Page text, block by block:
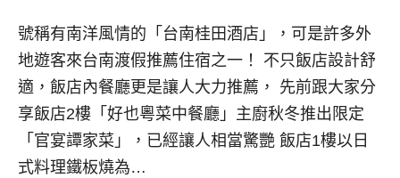
號稱有南洋風情的「台南桂田酒店」，可是許多外
地遊客來台南渡假推薦住宿之一！ 不只飯店設計舒
適，飯店內餐廳更是讓人大力推薦， 先前跟大家分
享飯店2樓「好也粵菜中餐廳」主廚秋冬推出限定
「官宴譚家菜」，已經讓人相當驚艷 飯店1樓以日
式料理鐵板燒為…